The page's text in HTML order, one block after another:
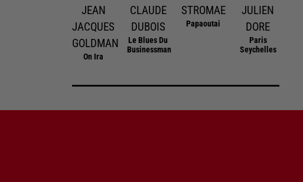
JEAN
JACQUES
GOLDMAN
On Ira
CLAUDE
DUBOIS
Le Blues Du
Businessman
STROMAE
Papaoutai
JULIEN
DORE
Paris
Seychelles